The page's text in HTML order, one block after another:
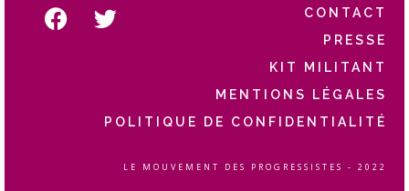
CONTACT
PRESSE
KIT MILITANT
MENTIONS LÉGALES
POLITIQUE DE CONFIDENTIALITÉ
LE MOUVEMENT DES PROGRESSISTES - 2022